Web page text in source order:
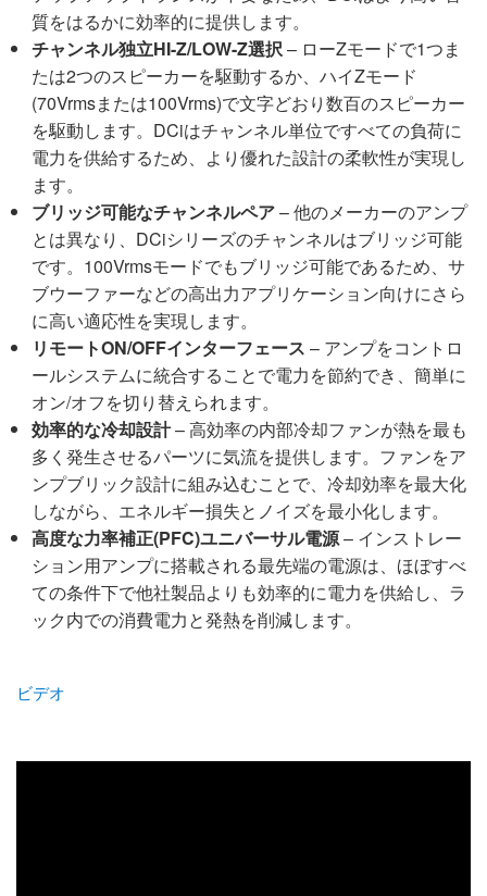
質をはるかに効率的に提供します。
チャンネル独立HI-Z/LOW-Z選択– ローZモードで1つま
たは2つのスピーカーを駆動するか、ハイZモード
(70Vrmsまたは100Vrms)で文字どおり数百のスピーカー
を駆動します。DCiはチャンネル単位ですべての負荷に
電力を供給するため、より優れた設計の柔軟性が実現し
ます。
ブリッジ可能なチャンネルペア– 他のメーカーのアンプ
とは異なり、DCiシリーズのチャンネルはブリッジ可能
です。100Vrmsモードでもブリッジ可能であるため、サ
ブウーファーなどの高出力アプリケーション向けにさら
に高い適応性を実現します。
リモートON/OFFインターフェース – アンプをコントロ
ールシステムに統合することで電力を節約でき、簡単に
オン/オフを切り替えられます。
効率的な冷却設計– 高効率の内部冷却ファンが熱を最も
多く発生させるパーツに気流を提供します。ファンをア
ンプブリック設計に組み込むことで、冷却効率を最大化
しながら、エネルギー損失とノイズを最小化します。
高度な力率補正(PFC)ユニバーサル電源– インストレー
ション用アンプに搭載される最先端の電源は、ほぼすべ
ての条件下で他社製品よりも効率的に電力を供給し、ラ
ック内での消費電力と発熱を削減します。
ビデオ